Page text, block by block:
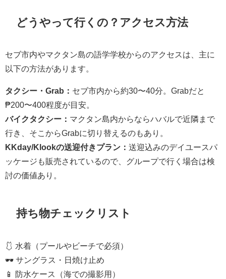
どうやって行くの？アクセス方法
セブ市内やマクタン島の語学学校からのアクセスは、主に
以下の方法があります。
タクシー・Grab： セブ市内から約30〜40分。Grabだと
₱200〜400程度が目安。
バイクタクシー： マクタン島内からならハバルで近隣まで
行き、そこからGrabに切り替えるのもあり。
KKday/Klookの送迎付きプラン： 送迎込みのデイユースパ
ッケージも販売されているので、グループで行く場合は検
討の価値あり。
持ち物チェックリスト
🩱 水着（プールやビーチで必須）
🕶️ サングラス・日焼け止め
📱 防水ケース（海での撮影用）